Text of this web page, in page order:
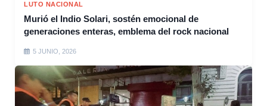
LUTO NACIONAL
Murió el Indio Solari, sostén emocional de
generaciones enteras, emblema del rock nacional
5 JUNIO, 2026